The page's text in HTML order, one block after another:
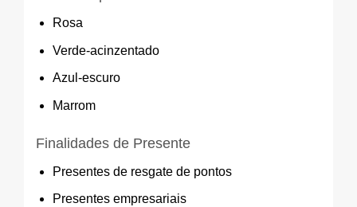
Rosa
Verde-acinzentado
Azul-escuro
Marrom
Finalidades de Presente
Presentes de resgate de pontos
Presentes empresariais